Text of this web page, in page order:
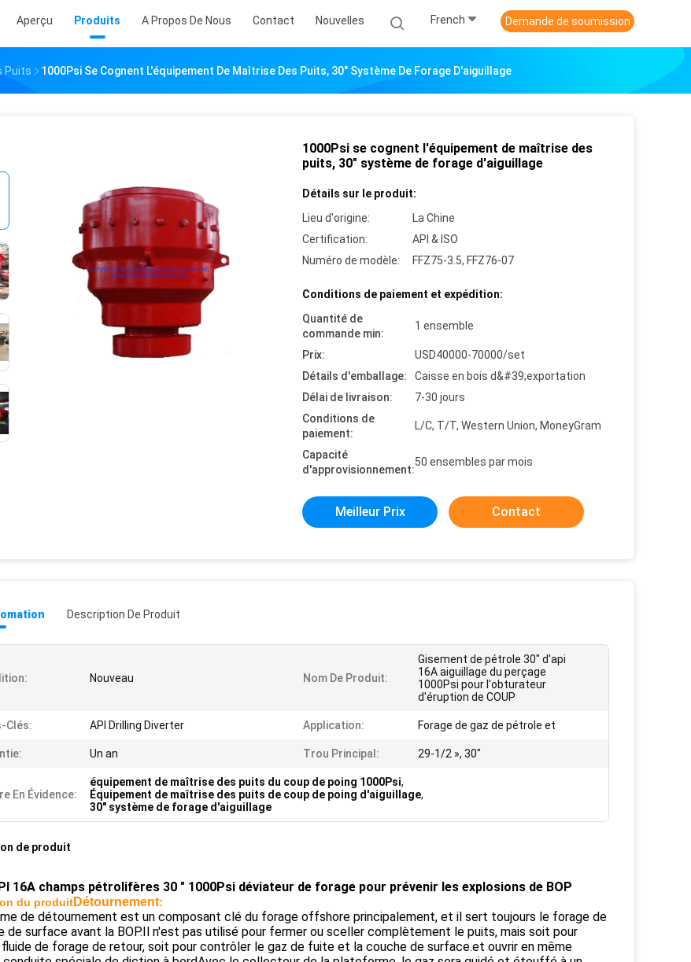
Aperçu Produits A Propos De Nous Contact Nouvelles French Demande de soumission
Puits 1000Psi Se Cognent L'équipement De Maîtrise Des Puits, 30" Système De Forage D'aiguillage
1000Psi se cognent l'équipement de maîtrise des
puits, 30" système de forage d'aiguillage
Détails sur le produit:
Lieu d'origine:
La Chine
Certification:
API & ISO
Numéro de modèle:
FFZ75-3.5, FFZ76-07
Conditions de paiement et expédition:
Quantité de
commande min:
1 ensemble
Prix:
USD40000-70000/set
Détails d'emballage:
Caisse en bois d&#39;exportation
Délai de livraison:
7-30 jours
Conditions de
paiement:
L/C, T/T, Western Union, MoneyGram
Capacité
d'approvisionnement:
50 ensembles par mois
Meilleur Prix Contact
Description De Produit
Nouveau Nom De Produit:
Gisement de pétrole 30" d'api
16A aiguillage du perçage
1000Psi pour l'obturateur
d'éruption de COUP
Clés: API Drilling Diverter Application: Forage de gaz de pétrole et
Un an Trou Principal: 29-1/2 », 30"
En Évidence:
équipement de maîtrise des puits du coup de poing 1000Psi,
Équipement de maîtrise des puits de coup de poing d'aiguillage,
30" système de forage d'aiguillage
de produit
16A champs pétrolifères 30 " 1000Psi déviateur de forage pour prévenir les explosions de BOP
du produitDétournement:
de détournement est un composant clé du forage offshore principalement, et il sert toujours le forage de
de surface avant la BOP.Il n'est pas utilisé pour fermer ou sceller complètement le puits, mais soit pour
de forage de retour, soit pour contrôler le gaz de fuite et la couche de surface.et ouvrir en même